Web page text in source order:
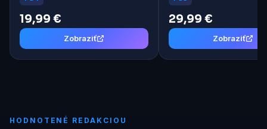
19,99 €
Zobraziť
29,99 €
Zobraziť
HODNOTENÉ REDAKCIOU